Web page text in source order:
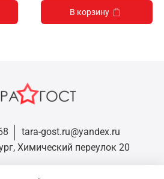
В корзину
tara-gost.ru@yandex.ru
Химический переулок 20